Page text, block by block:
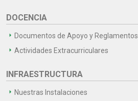
DOCENCIA
Documentos de Apoyo y Reglamentos
Actividades Extracurriculares
INFRAESTRUCTURA
Nuestras Instalaciones